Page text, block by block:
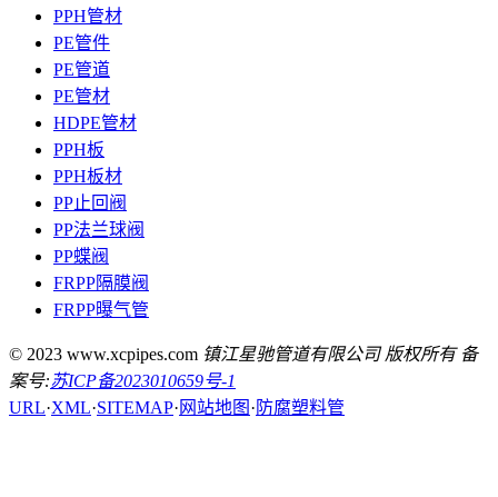
PPH管材
PE管件
PE管道
PE管材
HDPE管材
PPH板
PPH板材
PP止回阀
PP法兰球阀
PP蝶阀
FRPP隔膜阀
FRPP曝气管
© 2023 www.xcpipes.com 镇江星驰管道有限公司 版权所有 备
案号:苏ICP备2023010659号-1
URL·XML·SITEMAP· 网站地图 · 防腐塑料管